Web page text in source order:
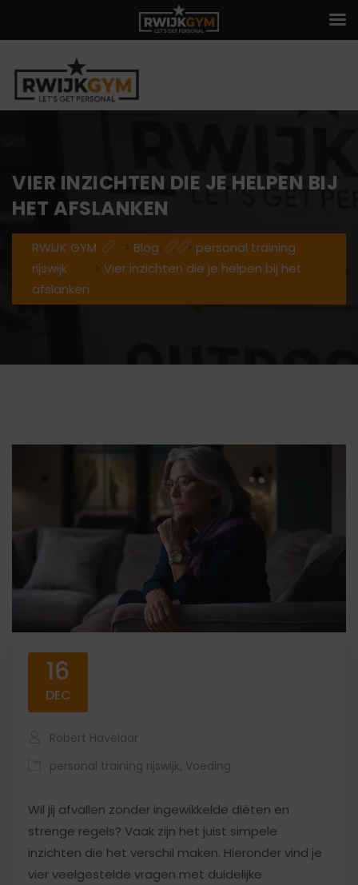
VIER INZICHTEN DIE JE HELPEN BIJ
HET AFSLANKEN
RWIJK GYM > Blog > personal training
rijswijk
> Vier inzichten die je helpen bij het
afslanken
16
DEC
Robert Havelaar
personal training rijswijk, Voeding
Wil jij afvallen zonder ingewikkelde diëten en
strenge regels? Vaak zijn het juist simpele
inzichten die het verschil maken. Hieronder vind je
vier veelgestelde vragen met duidelijke